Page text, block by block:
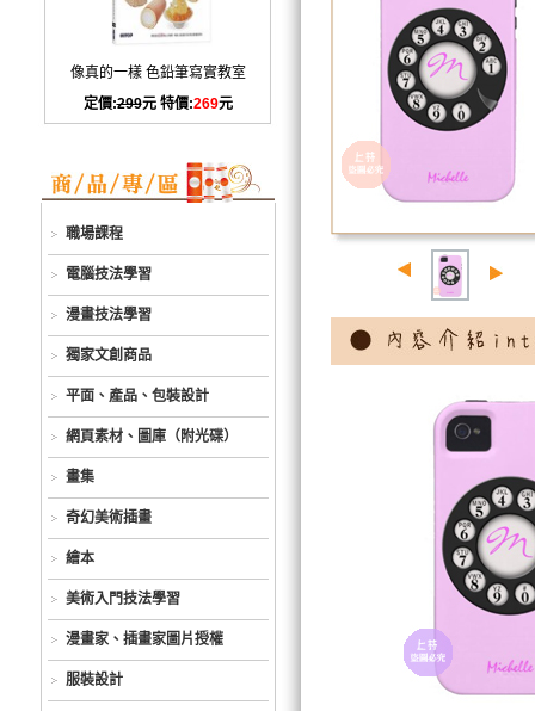
像真的一樣 色鉛筆寫實教室
定價:299元 特價:269元
職場課程
電腦技法學習
漫畫技法學習
獨家文創商品
平面、產品、包裝設計
網頁素材、圖庫（附光碟）
畫集
奇幻美術插畫
繪本
美術入門技法學習
漫畫家、插畫家圖片授權
服裝設計